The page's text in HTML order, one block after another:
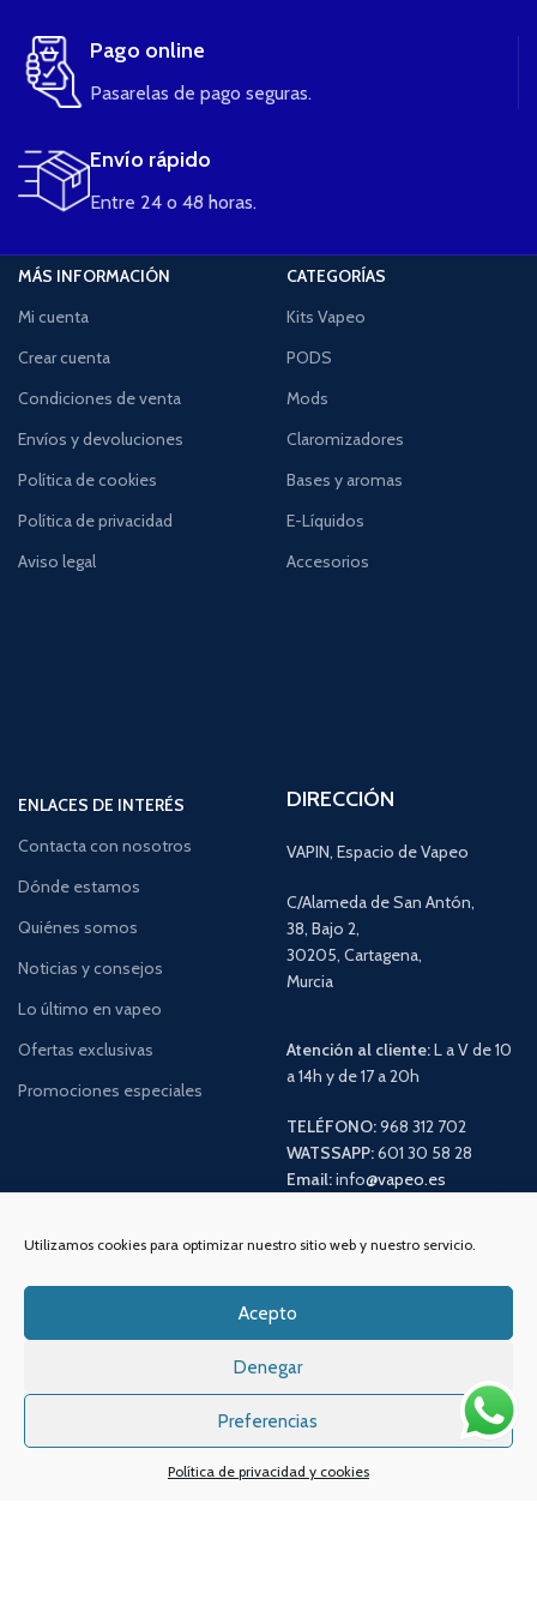
Utilizamos cookies para optimizar nuestro sitio web y nuestro servicio.
Acepto
Denegar
Preferencias
Política de privacidad y cookies
Pago online
Pasarelas de pago seguras.
Envío rápido
Entre 24 o 48 horas.
MÁS INFORMACIÓN
Mi cuenta
Crear cuenta
Condiciones de venta
Envíos y devoluciones
Política de cookies
Política de privacidad
Aviso legal
CATEGORÍAS
Kits Vapeo
PODS
Mods
Claromizadores
Bases y aromas
E-Líquidos
Accesorios
ENLACES DE INTERÉS
Contacta con nosotros
Dónde estamos
Quiénes somos
Noticias y consejos
Lo último en vapeo
Ofertas exclusivas
Promociones especiales
DIRECCIÓN
VAPIN, Espacio de Vapeo
C/Alameda de San Antón,
38, Bajo 2,
30205, Cartagena,
Murcia
Atención al cliente:L a V de 10
a 14h y de 17 a 20h
TELÉFONO:968 312 702
WATSSAPP:601 30 58 28
Email:info@vapeo.es
Sistemas de pagos Sistema de envío